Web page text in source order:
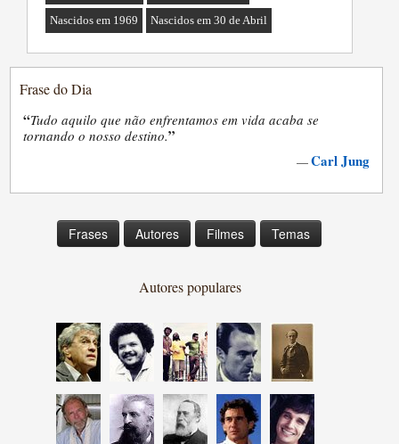
Nascidos em 1969 Nascidos em 30 de Abril
Frase do Dia
“Tudo aquilo que não enfrentamos em vida acaba se
tornando o nosso destino.”
—Carl Jung
Frases Autores Filmes Temas
Autores populares